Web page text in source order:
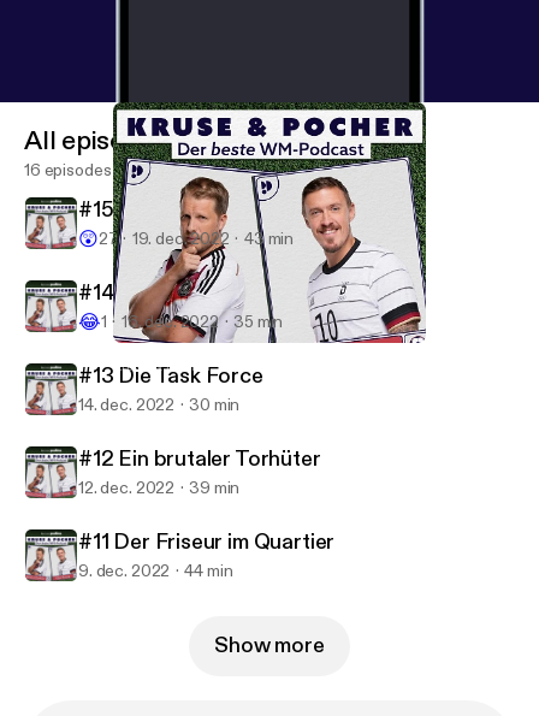
Kruse & Pocher - Der beste WM-Podcast
All episodes
16 episodes
#15 Das Finale
😲27 19. dec. 2022 43 min
#14 Die Weihnachtsdiskussion
😂1 16. dec. 2022 35 min
#13 Die Task Force
14. dec. 2022 30 min
#12 Ein brutaler Torhüter
12. dec. 2022 39 min
#11 Der Friseur im Quartier
9. dec. 2022 44 min
Show more